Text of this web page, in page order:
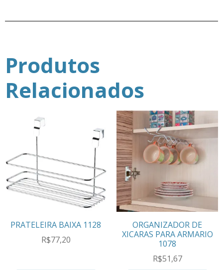
Produtos
Relacionados
PRATELEIRA BAIXA 1128
R$77,20
ORGANIZADOR DE
XICARAS PARA ARMARIO
1078
R$51,67